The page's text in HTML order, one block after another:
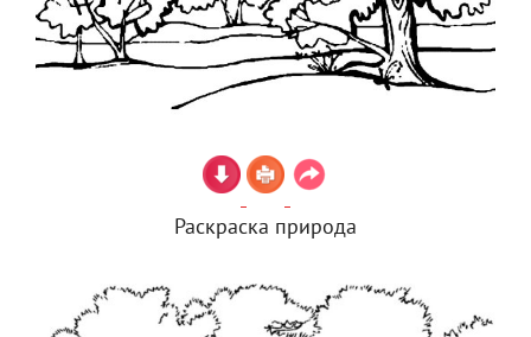
Раскраска природа